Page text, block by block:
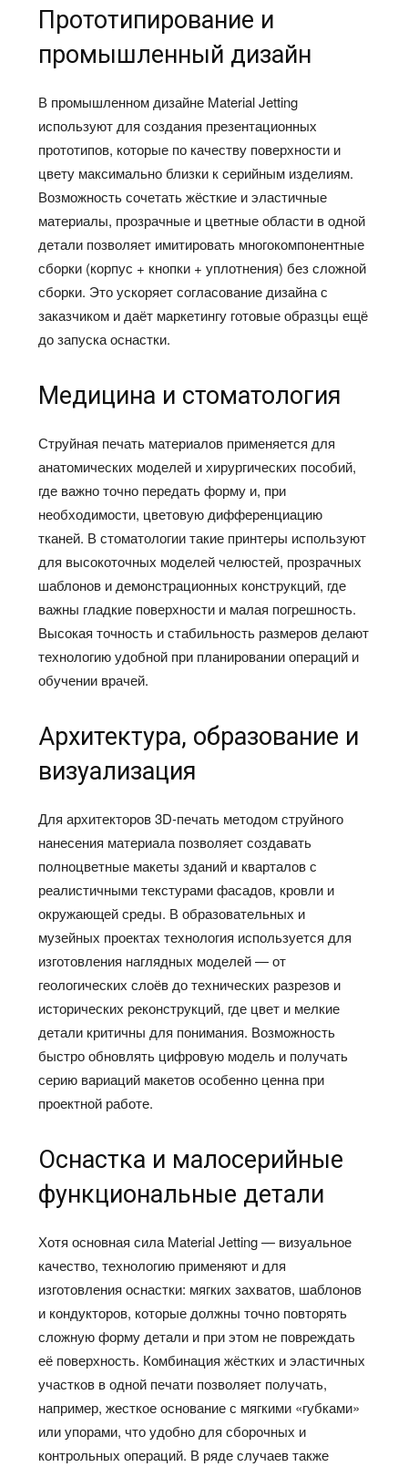
Прототипирование и
промышленный дизайн
В промышленном дизайне Material Jetting
используют для создания презентационных
прототипов, которые по качеству поверхности и
цвету максимально близки к серийным изделиям.
Возможность сочетать жёсткие и эластичные
материалы, прозрачные и цветные области в одной
детали позволяет имитировать многокомпонентные
сборки (корпус + кнопки + уплотнения) без сложной
сборки. Это ускоряет согласование дизайна с
заказчиком и даёт маркетингу готовые образцы ещё
до запуска оснастки.​
Медицина и стоматология
Струйная печать материалов применяется для
анатомических моделей и хирургических пособий,
где важно точно передать форму и, при
необходимости, цветовую дифференциацию
тканей. В стоматологии такие принтеры используют
для высокоточных моделей челюстей, прозрачных
шаблонов и демонстрационных конструкций, где
важны гладкие поверхности и малая погрешность.
Высокая точность и стабильность размеров делают
технологию удобной при планировании операций и
обучении врачей.​
Архитектура, образование и
визуализация
Для архитекторов 3D‑печать методом струйного
нанесения материала позволяет создавать
полноцветные макеты зданий и кварталов с
реалистичными текстурами фасадов, кровли и
окружающей среды. В образовательных и
музейных проектах технология используется для
изготовления наглядных моделей — от
геологических слоёв до технических разрезов и
исторических реконструкций, где цвет и мелкие
детали критичны для понимания. Возможность
быстро обновлять цифровую модель и получать
серию вариаций макетов особенно ценна при
проектной работе.​
Оснастка и малосерийные
функциональные детали
Хотя основная сила Material Jetting — визуальное
качество, технологию применяют и для
изготовления оснастки: мягких захватов, шаблонов
и кондукторов, которые должны точно повторять
сложную форму детали и при этом не повреждать
её поверхность. Комбинация жёстких и эластичных
участков в одной печати позволяет получать,
например, жесткое основание с мягкими «губками»
или упорами, что удобно для сборочных и
контрольных операций. В ряде случаев также